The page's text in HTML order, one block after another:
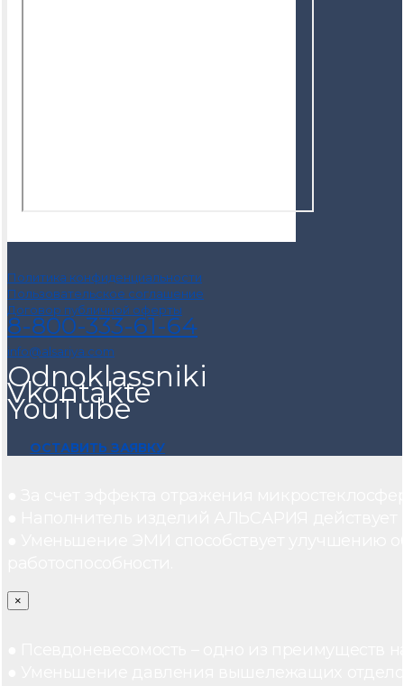
Политика конфиденциальности
Пользовательское соглашение
Договор публичной оферты
8-800-333-61-64
info@alsariya.com
Odnoklassniki
Vkontakte
YouTube
ОСТАВИТЬ ЗАЯВКУ
×